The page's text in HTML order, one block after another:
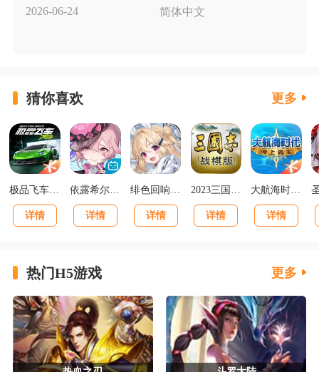
2026-06-24
简体中文
猜你喜欢 更多
详情
依露希尔星晓官方正版
详情 详情 详情 详情
热门H5游戏 更多